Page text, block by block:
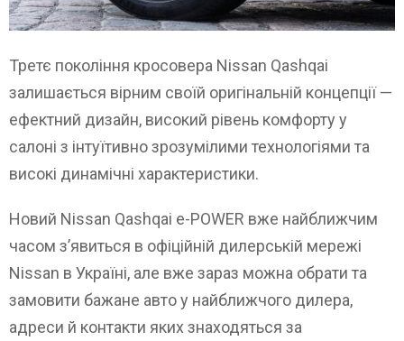
Третє покоління кросовера Nissan Qashqai
залишається вірним своїй оригінальній концепції —
ефектний дизайн, високий рівень комфорту у
салоні з інтуїтивно зрозумілими технологіями та
високі динамічні характеристики.
Новий Nissan Qashqai e-POWER вже найближчим
часом з’явиться в офіційній дилерській мережі
Nissan в Україні, але вже зараз можна обрати та
замовити бажане авто у найближчого дилера,
адреси й контакти яких знаходяться за